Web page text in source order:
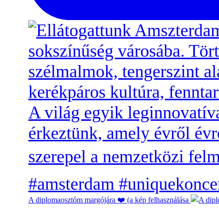
A diplomaosztóm margójára ❤️ (a kép felhasználása